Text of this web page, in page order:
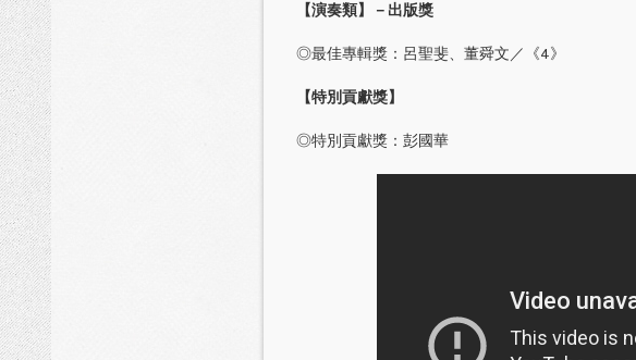
【演奏類】 －出版獎
◎最佳專輯獎：呂聖斐、董舜文／《4》
【特別貢獻獎】
◎特別貢獻獎：彭國華